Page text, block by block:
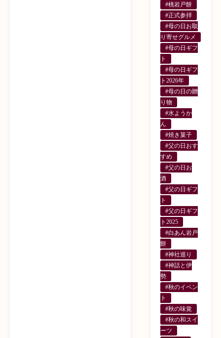
#桃岩戸餅
#正式参拝
#母の日お取
り寄せグルメ
#母の日ギフ
ト
#母の日ギフ
ト2026年
#母の日の贈
り物
#水ようか
ん
#焼き菓子
#父の日おす
すめ
#父の日お
酒
#父の日ギフ
ト
#父の日ギフ
ト2025
#白あん岩戸
餅
#神社巡り
#神話と伊
勢
#秋のイベン
ト
#秋の味覚
#秋の和スイ
ーツ